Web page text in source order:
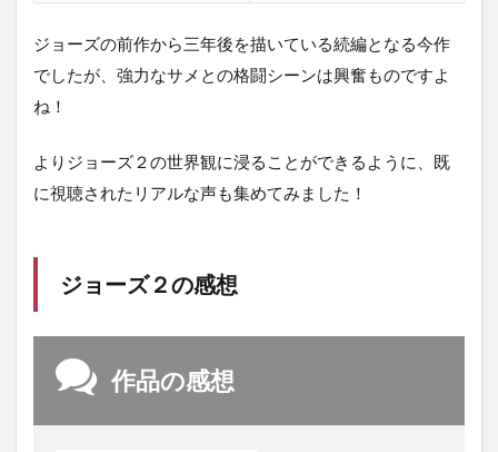
ジョーズの前作から三年後を描いている続編となる今作
でしたが、強力なサメとの格闘シーンは興奮ものですよ
ね！
よりジョーズ２の世界観に浸ることができるように、既
に視聴されたリアルな声も集めてみました！
ジョーズ２の感想
作品の感想